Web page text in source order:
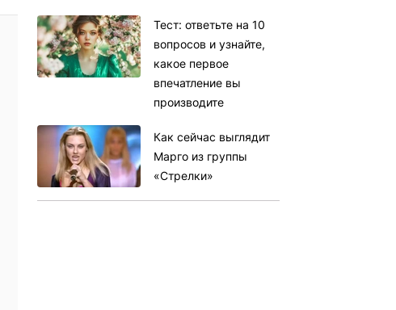
Тест: ответьте на 10
вопросов и узнайте,
какое первое
впечатление вы
производите
Как сейчас выглядит
Марго из группы
«Стрелки»